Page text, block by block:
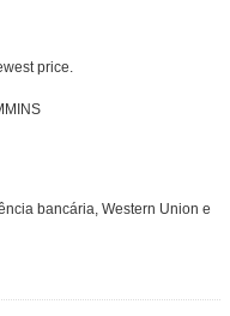
price.
bancária, Western Union e